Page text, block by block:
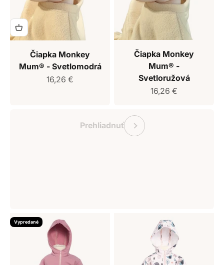
Čiapka Monkey
Mum® - Svetlomodrá
Predajná cena
16,26 €
Čiapka Monkey
Mum® -
Svetloružová
Predajná cena
16,26 €
PrehliadnuťPredchádzajúce
Vypredané